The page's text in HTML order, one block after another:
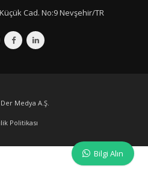
Cad. No:9 Nevşehir/TR
Der Medya A.Ş.
Politikası
Bilgi Alın